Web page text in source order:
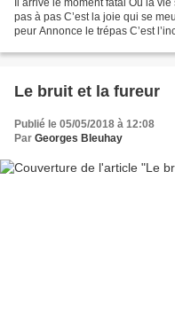
pas à pas C’est la joie qui se
peur Annonce le trépas C’est
Le bruit et la fureur
Publié le 05/05/2018 à 12:08
Par Georges Bleuhay